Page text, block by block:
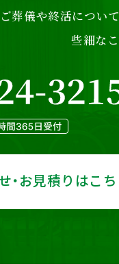
ご葬儀や終活につい
些細な
・お見積りはこち